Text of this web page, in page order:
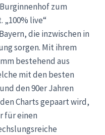
zum
„100% live“
die inzwischen in
sorgen. Mit ihrem
bestehend aus
mit den besten
den 90er Jahren
Charts gepaart wird,
für einen